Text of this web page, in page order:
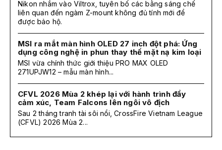
Nikon nhắm vào Viltrox, tuyên bố các bằng sáng chế
liên quan đến ngàm Z-mount không đủ tính mới để
được bảo hộ.
MSI ra mắt màn hình OLED 27 inch đột phá: Ứng
dụng công nghệ in phun thay thế mặt nạ kim loại
MSI vừa chính thức giới thiệu PRO MAX OLED
271UPJW12 – mẫu màn hình...
CFVL 2026 Mùa 2 khép lại với hành trình đầy
cảm xúc, Team Falcons lên ngôi vô địch
Sau 2 tháng tranh tài sôi nổi, CrossFire Vietnam League
(CFVL) 2026 Mùa 2...